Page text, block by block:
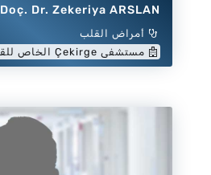
Doç. Dr. Zekeriya ARSLAN
أمراض القلب
مستشفى Çekirge الخاص للقلب وعدم انتظام ضربات القلب